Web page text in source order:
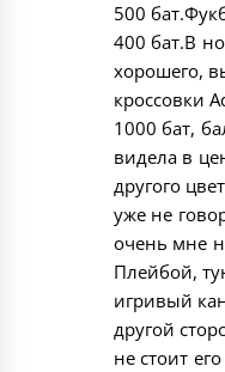
500
400 бат.В
хорошего,
кроссовки
1000 бат,
видела в
другого
уже не
очень мне
Плейбой,
игривый
другой
не стоит